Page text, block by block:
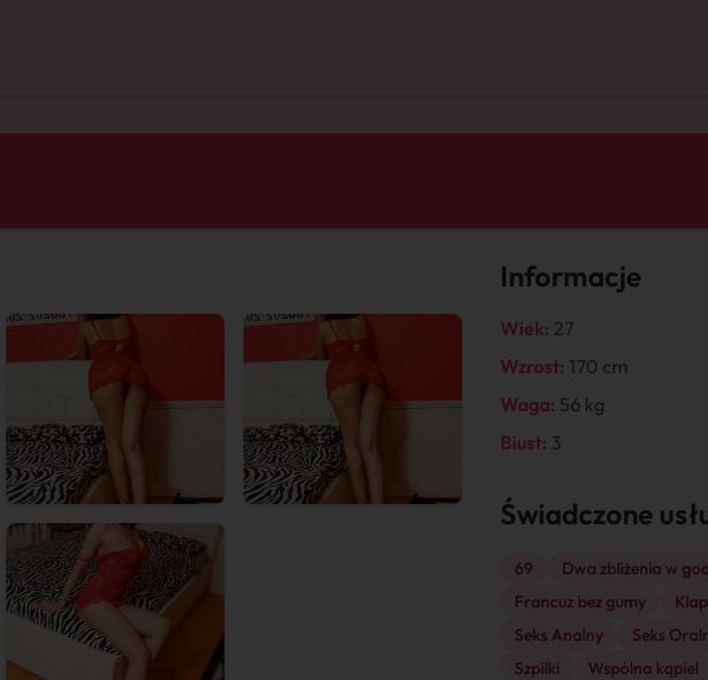
Informacje
Wiek: 27
Wzrost: 170 cm
Waga: 56 kg
Biust: 3
Świadczone
69 Dwa zbliżenia w
Francuz bez gumy
Seks Analny
Seks
Szpilki
Wspólna kąpiel